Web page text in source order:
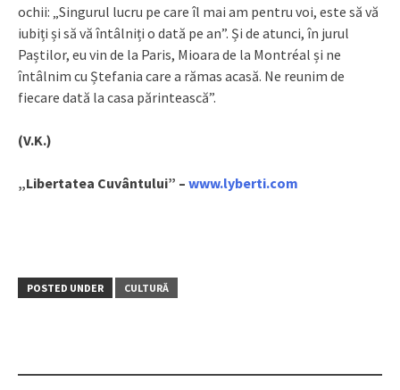
ochii: „Singurul lucru pe care îl mai am pentru voi, este să vă
iubiți și să vă întâlniți o dată pe an”. Și de atunci, în jurul
Paștilor, eu vin de la Paris, Mioara de la Montréal și ne
întâlnim cu Ștefania care a rămas acasă. Ne reunim de
fiecare dată la casa părintească”.
(V.K.)
„Libertatea Cuvântului” – www.lyberti.com
POSTED UNDER CULTURĂ